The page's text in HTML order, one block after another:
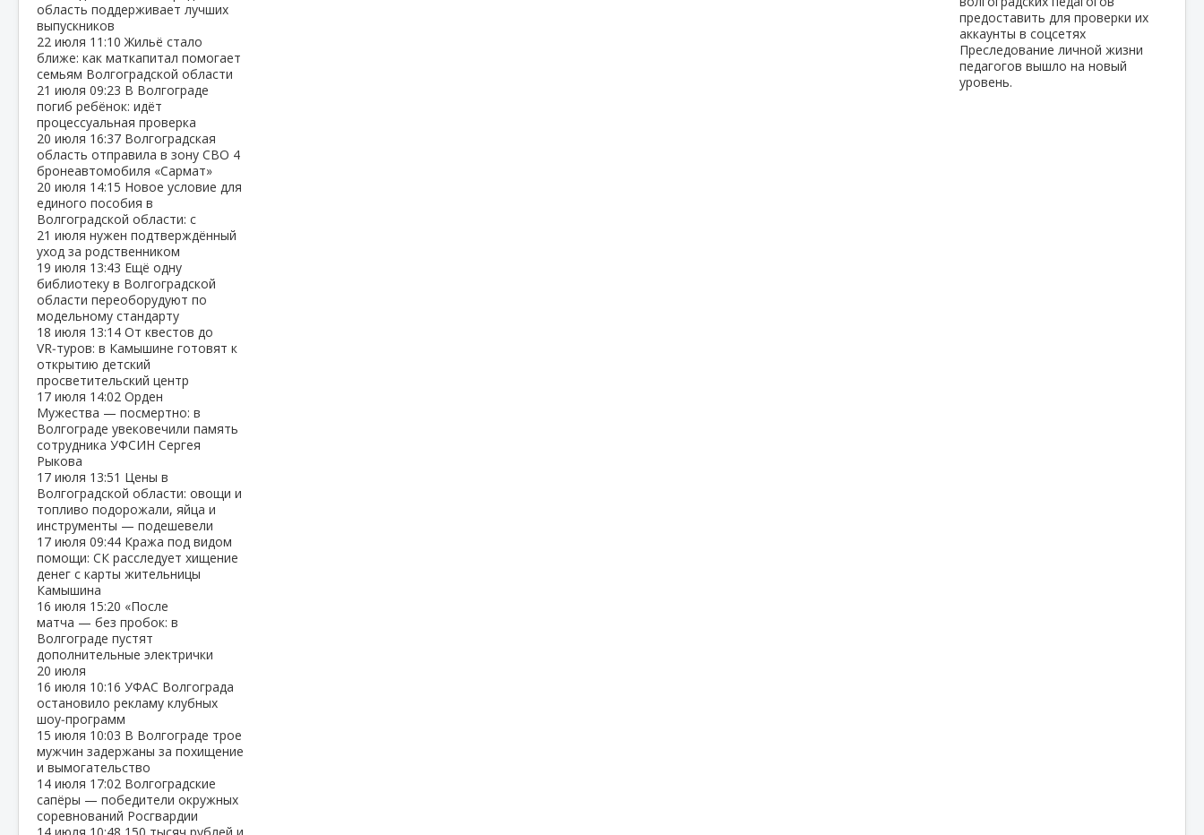
область поддерживает лучших
выпускников
22 июля 11:10Жильё стало
ближе: как маткапитал помогает
семьям Волгоградской области
21 июля 09:23 В Волгограде
погиб ребёнок: идёт
процессуальная проверка
20 июля 16:37 Волгоградская
область отправила в зону СВО 4
бронеавтомобиля «Сармат»
20 июля 14:15 Новое условие для
единого пособия в
Волгоградской области: с
21 июля нужен подтверждённый
уход за родственником
19 июля 13:43 Ещё одну
библиотеку в Волгоградской
области переоборудуют по
модельному стандарту
18 июля 13:14 От квестов до
VR‑туров: в Камышине готовят к
открытию детский
просветительский центр
17 июля 14:02 Орден
Мужества — посмертно: в
Волгограде увековечили память
сотрудника УФСИН Сергея
Рыкова
17 июля 13:51 Цены в
Волгоградской области: овощи и
топливо подорожали, яйца и
инструменты — подешевели
17 июля 09:44 Кража под видом
помощи: СК расследует хищение
денег с карты жительницы
Камышина
16 июля 15:20 «После
матча — без пробок: в
Волгограде пустят
дополнительные электрички
20 июля
16 июля 10:16 УФАС Волгограда
остановило рекламу клубных
шоу‑программ
15 июля 10:03 В Волгограде трое
мужчин задержаны за похищение
и вымогательство
14 июля 17:02 Волгоградские
сапёры — победители окружных
соревнований Росгвардии
Преследование личной жизни
педагогов вышло на новый
уровень.